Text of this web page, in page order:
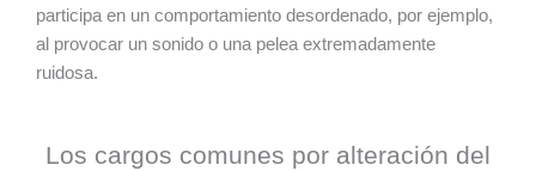
participa en un comportamiento desordenado, por ejemplo,
al provocar un sonido o una pelea extremadamente
ruidosa.
Los cargos comunes por alteración del